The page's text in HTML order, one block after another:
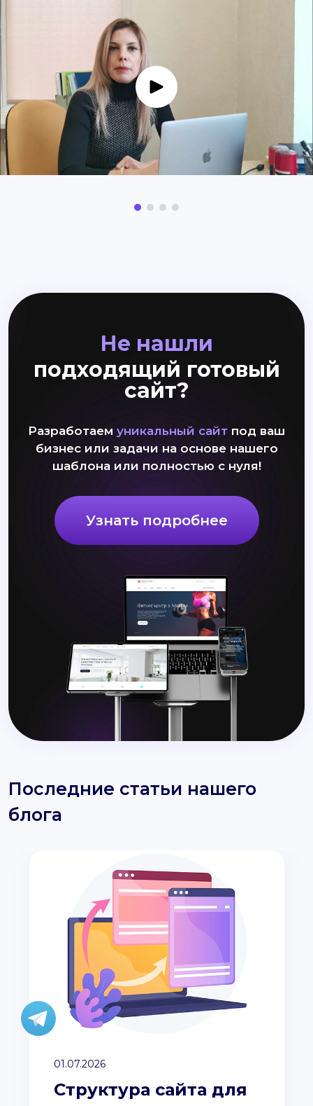
Не нашли
подходящий готовый
сайт?
Разработаем уникальный сайт под ваш
бизнес или задачи на основе нашего
шаблона или полностью с нуля!
Узнать подробнее
Последние статьи нашего
блога
01.07.2026
Структура сайта для